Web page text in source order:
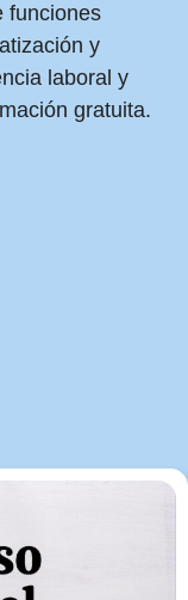
funciones
y
laboral y
gratuita.